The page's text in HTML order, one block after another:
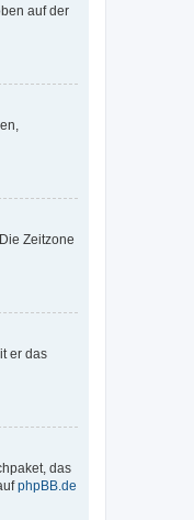
auf der
Zeitzone
er das
das
phpBB.de